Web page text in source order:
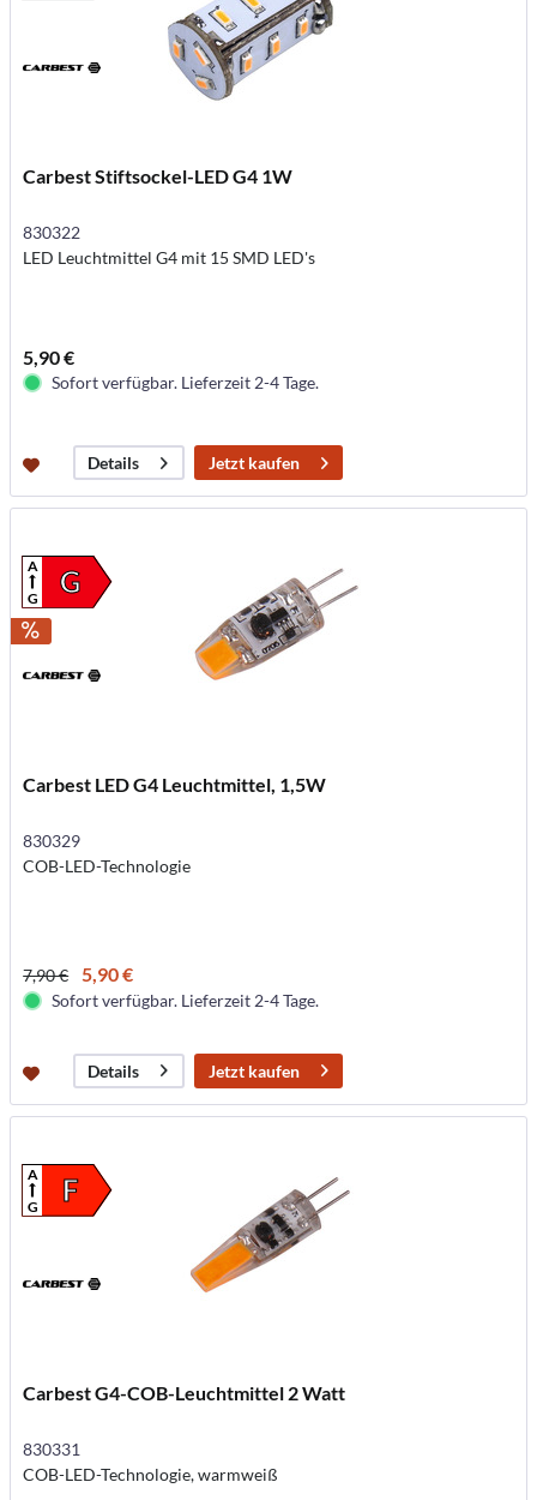
Carbest Stiftsockel-LED G4 1W
830322
LED Leuchtmittel G4 mit 15 SMD LED's
5,90 €
Sofort verfügbar. Lieferzeit 2-4 Tage.
Details Jetzt kaufen
G
A
G
Carbest LED G4 Leuchtmittel, 1,5W
830329
COB-LED-Technologie
7,90 € 5,90 €
Sofort verfügbar. Lieferzeit 2-4 Tage.
Details Jetzt kaufen
F
A
G
Carbest G4-COB-Leuchtmittel 2 Watt
830331
COB-LED-Technologie, warmweiß